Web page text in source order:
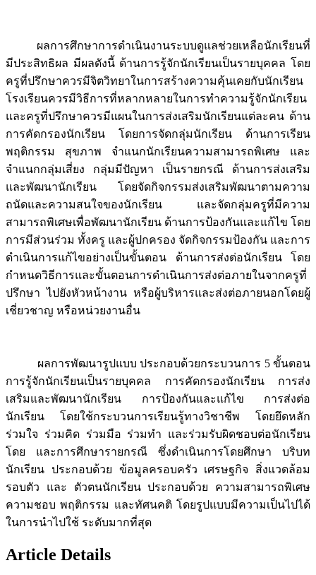
ผลการศึกษาการดำเนินงานระบบดูแลช่วยเหลือนักเรียนที่
มีประสิทธิผล มีผลดังนี้ ด้านการรู้จักนักเรียนเป็นรายบุคคล โดย
ครูที่ปรึกษาควรมีจิตวิทยาในการสร้างความคุ้นเคยกับนักเรียน
โรงเรียนควรมีวิธีการที่หลากหลายในการทำความรู้จักนักเรียน
และครูที่ปรึกษาควรมีแผนในการส่งเสริมนักเรียนแต่ละคน ด้าน
การคัดกรองนักเรียน โดยการจัดกลุ่มนักเรียน ด้านการเรียน
พฤติกรรม สุขภาพ จำแนกนักเรียนความสามารถพิเศษ และ
จำแนกกลุ่มเสี่ยง กลุ่มมีปัญหา เป็นรายกรณี ด้านการส่งเสริม
และพัฒนานักเรียน โดยจัดกิจกรรมส่งเสริมพัฒนาตามความ
ถนัดและความสนใจของนักเรียน และจัดกลุ่มครูที่มีความ
สามารถพิเศษเพื่อพัฒนานักเรียน ด้านการป้องกันและแก้ไข โดย
การมีส่วนร่วม ทั้งครู และผู้ปกครอง จัดกิจกรรมป้องกัน และการ
ดำเนินการแก้ไขอย่างเป็นขั้นตอน ด้านการส่งต่อนักเรียน โดย
กำหนดวิธีการและขั้นตอนการดำเนินการส่งต่อภายในจากครูที่
ปรึกษา ไปยังหัวหน้างาน หรือผู้บริหารและส่งต่อภายนอกโดยผู้
เชี่ยวชาญ หรือหน่วยงานอื่น
ผลการพัฒนารูปแบบ ประกอบด้วยกระบวนการ 5 ขั้นตอน
การรู้จักนักเรียนเป็นรายบุคคล การคัดกรองนักเรียน การส่ง
เสริมและพัฒนานักเรียน การป้องกันและแก้ไข การส่งต่อ
นักเรียน โดยใช้กระบวนการเรียนรู้ทางวิชาชีพ โดยยึดหลัก
ร่วมใจ ร่วมคิด ร่วมมือ ร่วมทำ และร่วมรับผิดชอบต่อนักเรียน
โดย และการศึกษารายกรณี ซึ่งดำเนินการโดยศึกษา บริบท
นักเรียน ประกอบด้วย ข้อมูลครอบครัว เศรษฐกิจ สิ่งแวดล้อม
รอบตัว และ ตัวตนนักเรียน ประกอบด้วย ความสามารถพิเศษ
ความชอบ พฤติกรรม และทัศนคติ โดยรูปแบบมีความเป็นไปได้
ในการนำไปใช้ ระดับมากที่สุด
Article Details